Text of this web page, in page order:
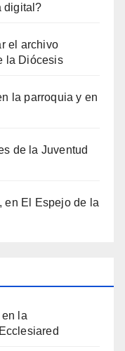
digital?
el archivo
la Diócesis
la parroquia y en
de la Juventud
en El Espejo de la
la